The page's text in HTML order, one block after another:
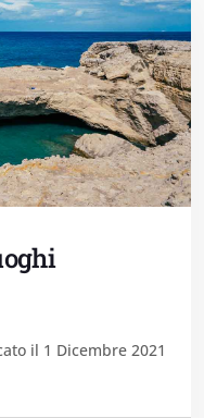
il 1 Dicembre 2021